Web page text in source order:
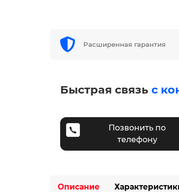
Расширенная гарантия
Быстрая связь с
Позвонить по
телефону
Описание